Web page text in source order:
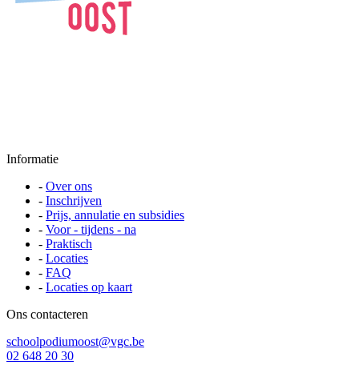
Informatie
- Over ons
- Inschrijven
- Prijs, annulatie en subsidies
- Voor - tijdens - na
- Praktisch
- Locaties
- FAQ
- Locaties op kaart
Ons contacteren
schoolpodiumoost@vgc.be
02 648 20 30